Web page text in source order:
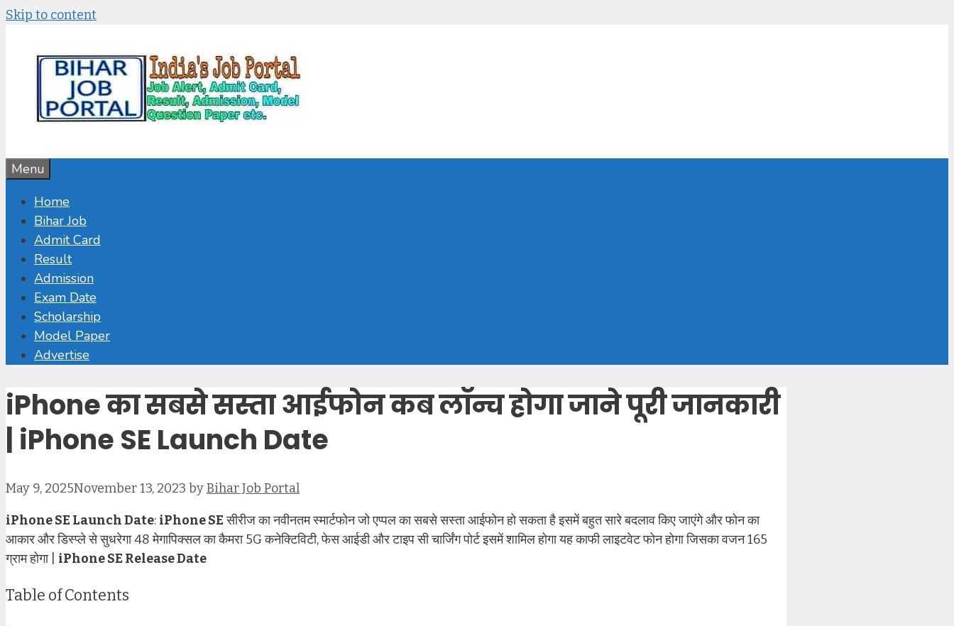
Skip to content
Menu
Home
Bihar Job
Admit Card
Result
Admission
Exam Date
Scholarship
Model Paper
Advertise
iPhone का सबसे सस्ता आईफोन कब लॉन्च होगा जाने पूरी जानकारी
| iPhone SE Launch Date
May 9, 2025November 13, 2023 byBihar Job Portal
iPhone SE Launch Date: iPhone SEसीरीज का नवीनतम स्मार्टफोन जो एप्पल का सबसे सस्ता आईफोन हो सकता है इसमें बहुत सारे बदलाव किए जाएंगे और फोन का
आकार और डिस्प्ले से सुधरेगा 48 मेगापिक्सल का कैमरा 5G कनेक्टिविटी, फेस आईडी और टाइप सी चार्जिंग पोर्ट इसमें शामिल होगा यह काफी लाइटवेट फोन होगा जिसका वजन 165
ग्राम होगा | iPhone SE Release Date
Table of Contents